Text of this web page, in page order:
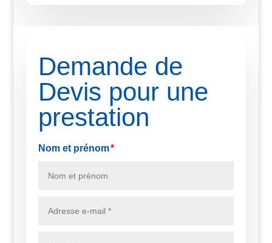
Demande de
Devis pour une
prestation
Nom et prénom